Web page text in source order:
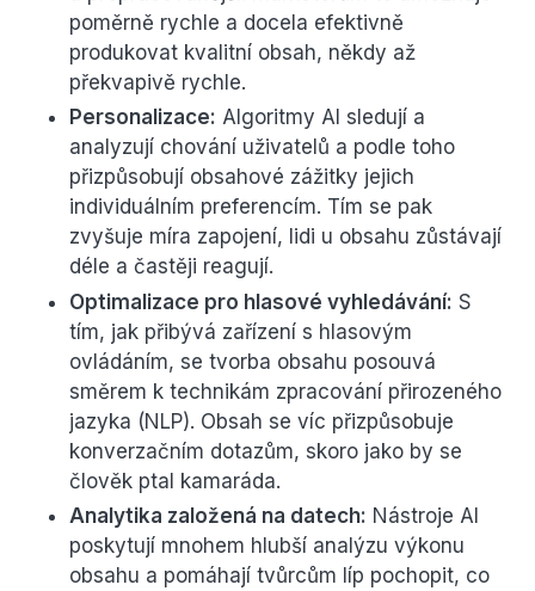
poměrně rychle a docela efektivně
produkovat kvalitní obsah, někdy až
překvapivě rychle.
Personalizace: Algoritmy AI sledují a
analyzují chování uživatelů a podle toho
přizpůsobují obsahové zážitky jejich
individuálním preferencím. Tím se pak
zvyšuje míra zapojení, lidi u obsahu zůstávají
déle a častěji reagují.
Optimalizace pro hlasové vyhledávání: S
tím, jak přibývá zařízení s hlasovým
ovládáním, se tvorba obsahu posouvá
směrem k technikám zpracování přirozeného
jazyka (NLP). Obsah se víc přizpůsobuje
konverzačním dotazům, skoro jako by se
člověk ptal kamaráda.
Analytika založená na datech: Nástroje AI
poskytují mnohem hlubší analýzu výkonu
obsahu a pomáhají tvůrcům líp pochopit, co